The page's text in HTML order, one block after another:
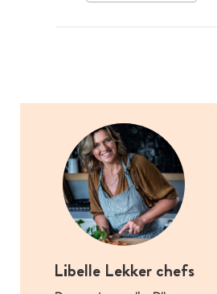
Libelle Lekker chefs